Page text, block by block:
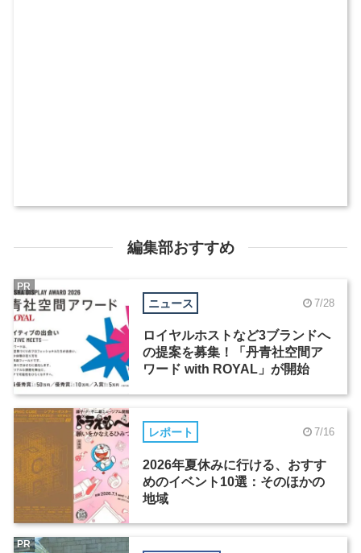
編集部おすすめ
ニュース 7/28
ロイヤルホストなど3ブランドへ
の提案を募集！「丹青社空間ア
ワード with ROYAL」が開始
PR
レポート 7/16
2026年夏休みに行ける、おすす
めのイベント10選：そのほかの
地域
PR